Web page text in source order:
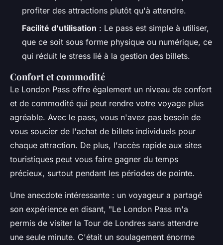
profiter des attractions plutôt qu'à attendre.
Facilité d'utilisation : Le pass est simple à utiliser,
que ce soit sous forme physique ou numérique, ce
qui réduit le stress lié à la gestion des billets.
Confort et commodité
Le London Pass offre également un niveau de confort
et de commodité qui peut rendre votre voyage plus
agréable. Avec le pass, vous n'avez pas besoin de
vous soucier de l'achat de billets individuels pour
chaque attraction. De plus, l'accès rapide aux sites
touristiques peut vous faire gagner du temps
précieux, surtout pendant les périodes de pointe.
Une anecdote intéressante : un voyageur a partagé
son expérience en disant, "Le London Pass m'a
permis de visiter la Tour de Londres sans attendre
une seule minute. C'était un soulagement énorme